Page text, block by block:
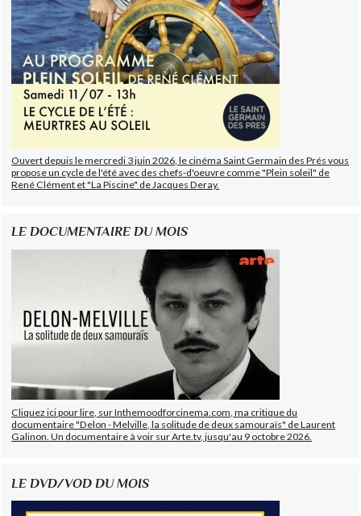
Ouvert depuis le mercredi 3 juin 2026, le cinéma Saint Germain des Prés vous
propose un cycle de l'été avec des chefs-d'oeuvre comme "Plein soleil" de
René Clément et "La Piscine" de Jacques Deray.
LE DOCUMENTAIRE DU MOIS
Cliquez ici pour lire, sur Inthemoodforcinema.com, ma critique du
documentaire "Delon - Melville, la solitude de deux samouraïs" de Laurent
Galinon. Un documentaire à voir sur Arte.tv, jusqu'au 9 octobre 2026.
LE DVD/VOD DU MOIS